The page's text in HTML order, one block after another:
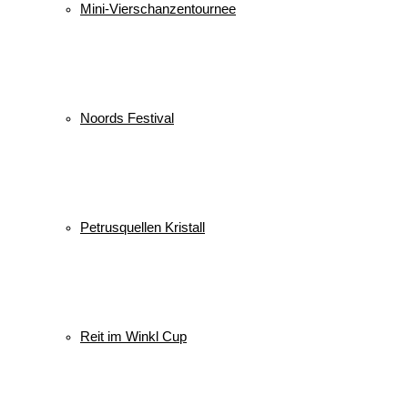
Mini-Vierschanzentournee
Noords Festival
Petrusquellen Kristall
Reit im Winkl Cup